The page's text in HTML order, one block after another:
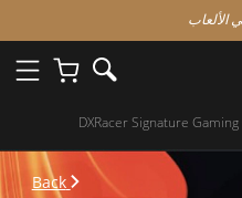
الألعاب
DXRacer Signature
Back